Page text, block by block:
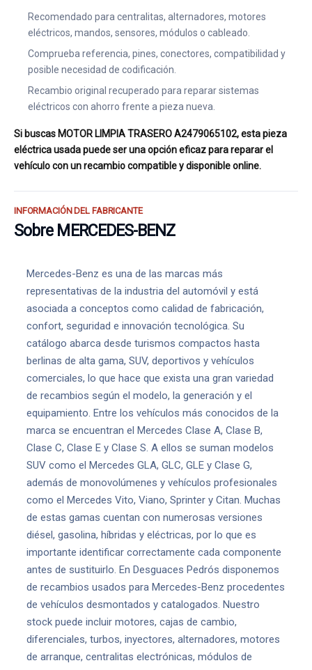
Recomendado para centralitas, alternadores, motores
eléctricos, mandos, sensores, módulos o cableado.
Comprueba referencia, pines, conectores, compatibilidad y
posible necesidad de codificación.
Recambio original recuperado para reparar sistemas
eléctricos con ahorro frente a pieza nueva.
Si buscas MOTOR LIMPIA TRASERO A2479065102, esta pieza
eléctrica usada puede ser una opción eficaz para reparar el
vehículo con un recambio compatible y disponible online.
INFORMACIÓN DEL FABRICANTE
Sobre MERCEDES-BENZ
Mercedes-Benz es una de las marcas más
representativas de la industria del automóvil y está
asociada a conceptos como calidad de fabricación,
confort, seguridad e innovación tecnológica. Su
catálogo abarca desde turismos compactos hasta
berlinas de alta gama, SUV, deportivos y vehículos
comerciales, lo que hace que exista una gran variedad
de recambios según el modelo, la generación y el
equipamiento. Entre los vehículos más conocidos de la
marca se encuentran el Mercedes Clase A, Clase B,
Clase C, Clase E y Clase S. A ellos se suman modelos
SUV como el Mercedes GLA, GLC, GLE y Clase G,
además de monovolúmenes y vehículos profesionales
como el Mercedes Vito, Viano, Sprinter y Citan. Muchas
de estas gamas cuentan con numerosas versiones
diésel, gasolina, híbridas y eléctricas, por lo que es
importante identificar correctamente cada componente
antes de sustituirlo. En Desguaces Pedrós disponemos
de recambios usados para Mercedes-Benz procedentes
de vehículos desmontados y catalogados. Nuestro
stock puede incluir motores, cajas de cambio,
diferenciales, turbos, inyectores, alternadores, motores
de arranque, centralitas electrónicas, módulos de